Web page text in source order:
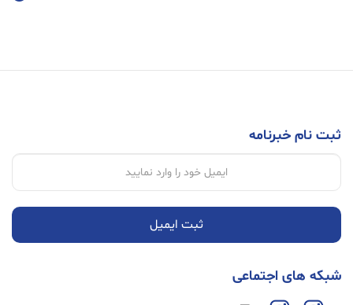
ثبت نام خبرنامه
ثبت ایمیل
شبکه های اجتماعی